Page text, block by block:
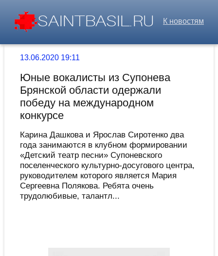
К новостям
13.06.2020 19:11
Юные вокалисты из Супонева
Брянской области одержали
победу на международном
конкурсе
Карина Дашкова и Ярослав Сиротенко два
года занимаются в клубном формировании
«Детский театр песни» Супоневского
поселенческого культурно-досугового центра,
руководителем которого является Мария
Сергеевна Полякова. Ребята очень
трудолюбивые, талантл...